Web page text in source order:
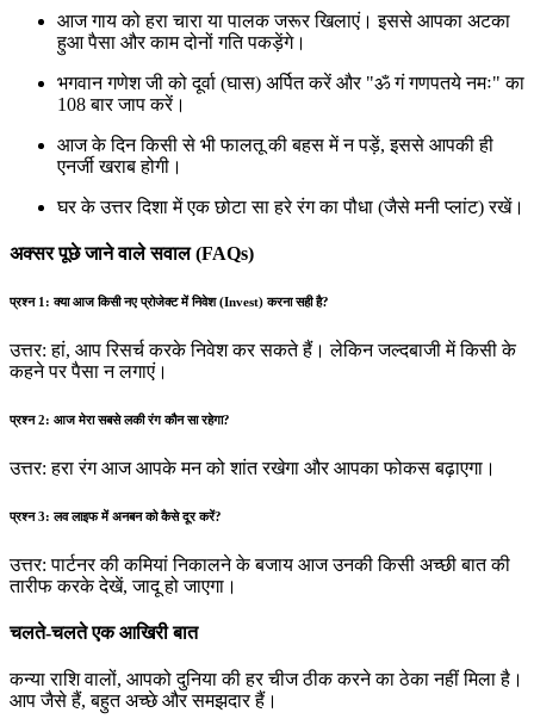
आज गाय को हरा चारा या पालक जरूर खिलाएं। इससे आपका अटका
हुआ पैसा और काम दोनों गति पकड़ेंगे।
भगवान गणेश जी को दूर्वा (घास) अर्पित करें और "ॐ गं गणपतये नमः" का
108 बार जाप करें।
आज के दिन किसी से भी फालतू की बहस में न पड़ें, इससे आपकी ही
एनर्जी खराब होगी।
घर के उत्तर दिशा में एक छोटा सा हरे रंग का पौधा (जैसे मनी प्लांट) रखें।
अक्सर पूछे जाने वाले सवाल (FAQs)
प्रश्न 1: क्या आज किसी नए प्रोजेक्ट में निवेश (Invest) करना सही है?
उत्तर: हां, आप रिसर्च करके निवेश कर सकते हैं। लेकिन जल्दबाजी में किसी के
कहने पर पैसा न लगाएं।
प्रश्न 2: आज मेरा सबसे लकी रंग कौन सा रहेगा?
उत्तर: हरा रंग आज आपके मन को शांत रखेगा और आपका फोकस बढ़ाएगा।
प्रश्न 3: लव लाइफ में अनबन को कैसे दूर करें?
उत्तर: पार्टनर की कमियां निकालने के बजाय आज उनकी किसी अच्छी बात की
तारीफ करके देखें, जादू हो जाएगा।
चलते-चलते एक आखिरी बात
कन्या राशि वालों, आपको दुनिया की हर चीज ठीक करने का ठेका नहीं मिला है।
आप जैसे हैं, बहुत अच्छे और समझदार हैं।